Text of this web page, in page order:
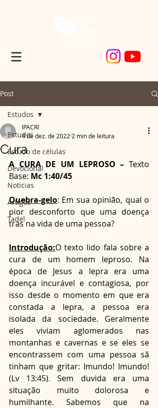
Post
Estudos
Estudo de células
Devocional
Noticias
Artigos
Tadel
Estudos
Cura
IPACRI
4 de dez. de 2022 2 min de leitura
A CURA DE UM LEPROSO – Texto
Base: Mc 1:40/45
Quebra-gelo: Em sua opinião, qual o
pior desconforto que uma doença
trás na vida de uma pessoa?
Introdução:O texto lido fala sobre a
cura de um homem leproso. Na
época de Jesus a lepra era uma
doença incurável e contagiosa, por
isso desde o momento em que era
constada a lepra, a pessoa era
isolada da sociedade. Geralmente
eles viviam aglomerados nas
montanhas e cavernas e se eles se
encontrassem com uma pessoa sã
tinham que gritar: Imundo! Imundo!
(Lv 13:45). Sem duvida era uma
situação muito dolorosa e
humilhante. Sabemos que na